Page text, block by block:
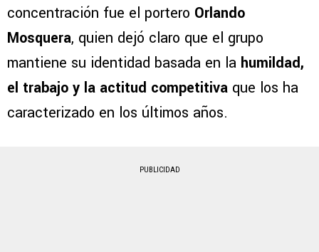
concentración fue el portero Orlando
Mosquera, quien dejó claro que el grupo
mantiene su identidad basada en la humildad,
el trabajo y la actitud competitiva que los ha
caracterizado en los últimos años.
PUBLICIDAD